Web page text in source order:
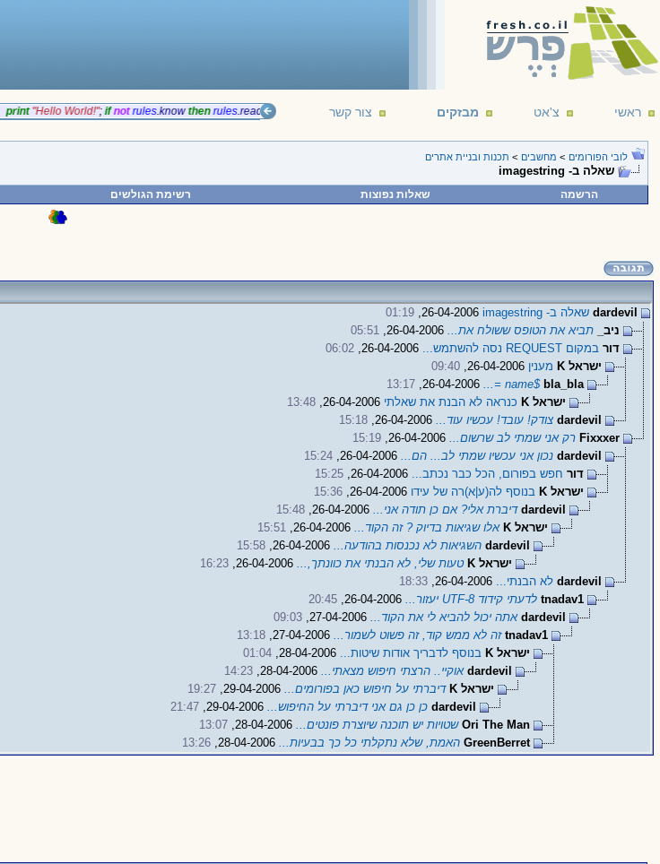
ראשי צ'אט מבזקים צור קשר ‎print ‎"Hello World!"; if‎ ‎not rules.‎know ‎then rules.‎read
לובי הפורומים > מחשבים > תכנות ובניית אתרים
שאלה ב- imagestring
הרשמה שאלות נפוצות רשימת הגולשים
dardevil שאלה ב- imagestring 26-04-2006,
01:19
ניב_
תביא את הטופס ששולח את...26-04-2006,
05:51
דור במקום REQUEST נסה להשתמש...
06:02
ישראל K
מענין
09:40
bla_bla
$name =...
26-04-2006,
13:17
ישראל K
כנראה לא הבנת את שאלתי
13:48
dardevil צודק! עובד! עכשיו עוד...26-04-2006,
15:18
Fixxxer רק אני שמתי לב שרשום...26-04-2006,
15:19
dardevil נכון אני עכשיו שמתי לב... הם...26-04-2006,
15:24
דור חפש בפורום, הכל כבר נכתב...
15:25
ישראל K
בנוסף לה(ע|א)רה של עידו
15:36
dardevil דיברת אלי? אם כן תודה אני...26-04-2006,
15:48
ישראל K
אלו שגיאות בדיוק ? זה הקוד...26-04-2006,
15:51
dardevil השגיאות לא נכנסות בהודעה...26-04-2006,
15:58
ישראל K
טעות שלי, לא הבנתי את כוונתך,...26-04-2006,
16:23
dardevil לא הבנתי...
18:33
tnadav1 לדעתי קידוד UTF-8 יעזור... 26-04-2006,
20:45
dardevil אתה יכול להביא לי את הקוד...27-04-2006,
09:03
tnadav1 זה לא ממש קוד, זה פשוט לשמור...27-04-2006,
13:18
ישראל K
בנוסף לדבריך אודות שיטות...
01:04
dardevil אוקיי.. הרצתי חיפוש מצאתי...28-04-2006,
14:23
ישראל K
דיברתי על חיפוש כאן בפורומים...29-04-2006,
19:27
dardevil כן כן גם אני דיברתי על החיפוש...29-04-2006,
21:47
Ori The Man שטויות יש תוכנה שיוצרת פונטים...28-04-2006,
13:07
GreenBerret האמת, שלא נתקלתי כל כך בבעיות...28-04-2006,
13:26